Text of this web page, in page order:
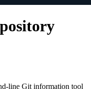
line Git information tool